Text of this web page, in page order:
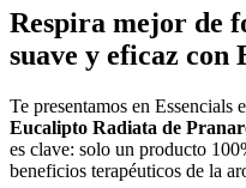
Respira mejor de
suave y eficaz
Te presentamos en Essencials
Eucalipto Radiata de
es clave: solo un producto
beneficios terapéuticos de la